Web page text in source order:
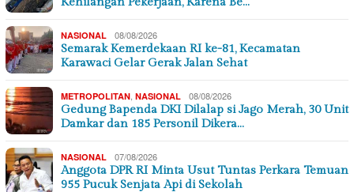
NASIONAL 08/08/2026
Semarak Kemerdekaan RI ke-81, Kecamatan
Karawaci Gelar Gerak Jalan Sehat
METROPOLITAN NASIONAL 08/08/2026
Gedung Bapenda DKI Dilalap si Jago Merah, 30 Unit
Damkar dan 185 Personil Dikera…
NASIONAL 07/08/2026
Anggota DPR RI Minta Usut Tuntas Perkara Temuan
955 Pucuk Senjata Api di Sekolah